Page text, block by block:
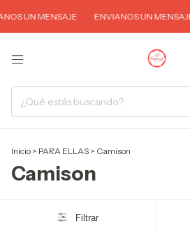
UN MENSAJE ENVIANOS UN MENSAJE
Inicio > PARA ELLAS > Camison
Camison
Filtrar